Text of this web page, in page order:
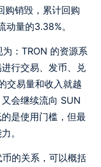
购销毁，累计回购
量的3.38%。
：TRON 的资源系
行交易、发币、兑
交易量和收入就越
会继续流向 SUN
是使用门槛，但最
。
的关系，可以概括